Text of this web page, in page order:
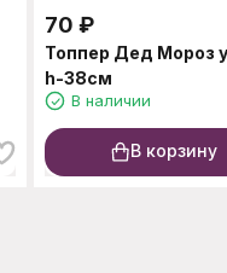
70 ₽
Топпер Дед Мороз
h-38см
В наличии
В корзину